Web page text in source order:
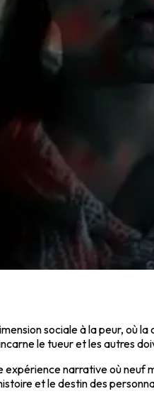
sociale à la peur, où
le tueur et les autres
expérience narrative où neuf
et le destin des